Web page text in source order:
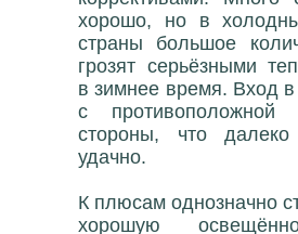
хорошо, но в
страны большое
грозят серьёзными
в зимнее время. Вход
с противоположной
стороны, что
удачно.
К плюсам однозначно
хорошую